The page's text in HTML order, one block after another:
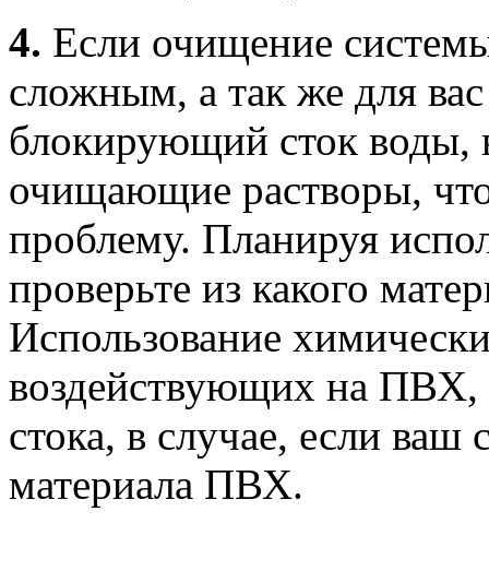
4. Если очищение
сложным, а так же для
блокирующий сток воды,
очищающие растворы,
проблему. Планируя
проверьте из какого
Использование
воздействующих на ПВХ,
стока, в случае, если
материала ПВХ.